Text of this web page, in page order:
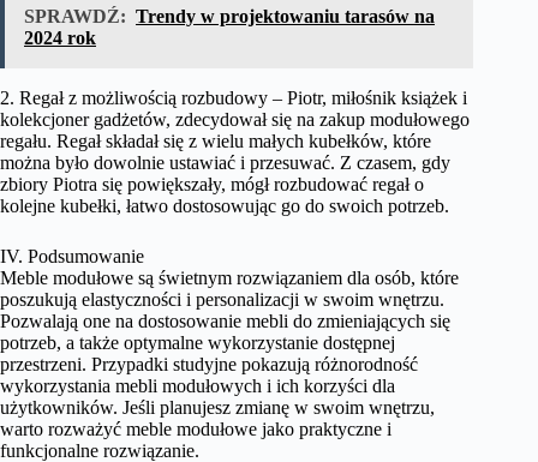
SPRAWDŹ: Trendy w projektowaniu tarasów na
2024 rok
2. Regał z możliwością rozbudowy – Piotr, miłośnik książek i
kolekcjoner gadżetów, zdecydował się na zakup modułowego
regału. Regał składał się z wielu małych kubełków, które
można było dowolnie ustawiać i przesuwać. Z czasem, gdy
zbiory Piotra się powiększały, mógł rozbudować regał o
kolejne kubełki, łatwo dostosowując go do swoich potrzeb.
IV. Podsumowanie
Meble modułowe są świetnym rozwiązaniem dla osób, które
poszukują elastyczności i personalizacji w swoim wnętrzu.
Pozwalają one na dostosowanie mebli do zmieniających się
potrzeb, a także optymalne wykorzystanie dostępnej
przestrzeni. Przypadki studyjne pokazują różnorodność
wykorzystania mebli modułowych i ich korzyści dla
użytkowników. Jeśli planujesz zmianę w swoim wnętrzu,
warto rozważyć meble modułowe jako praktyczne i
funkcjonalne rozwiązanie.